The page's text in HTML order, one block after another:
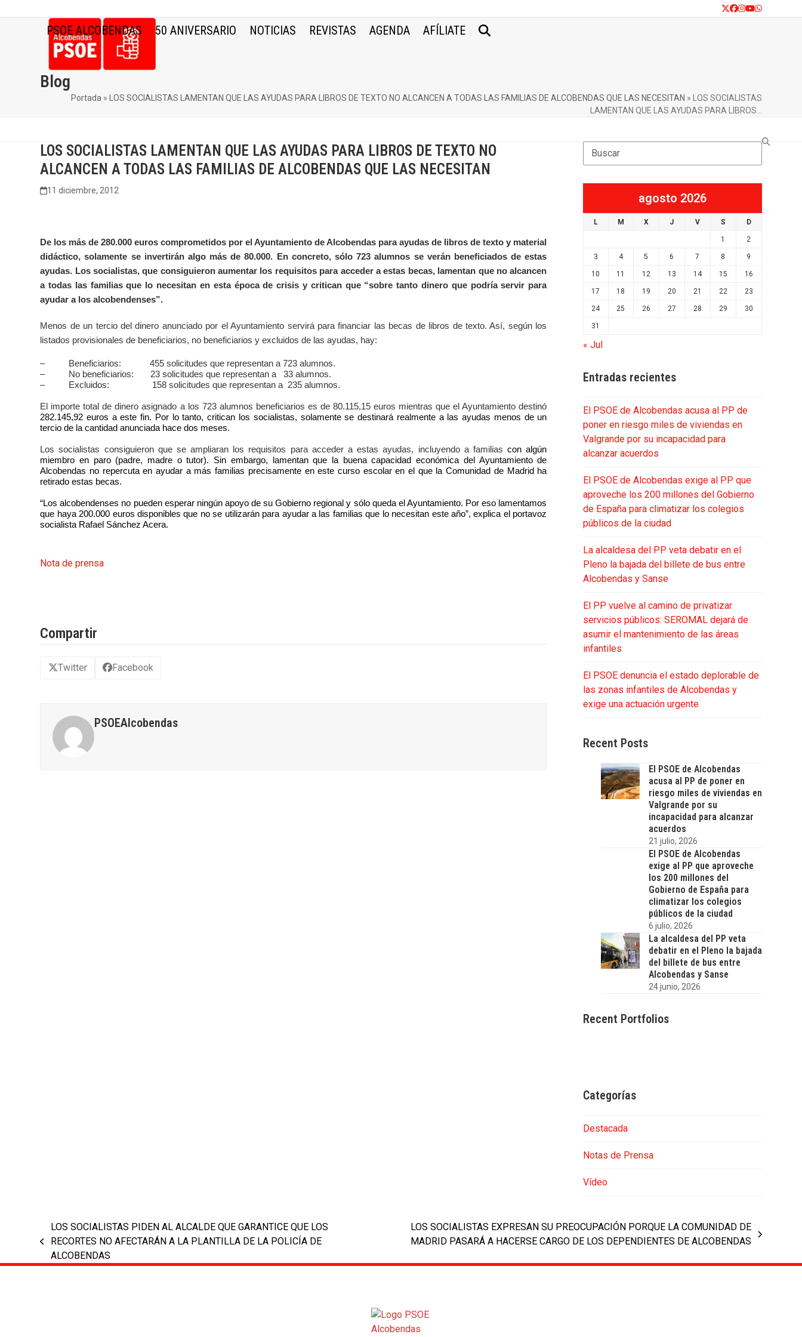
Twitter
Facebook
Instagram
YouTube
Whatsapp
PSOE ALCOBENDAS 50 ANIVERSARIO NOTICIAS REVISTAS AGENDA AFÍLIATE
Blog
Portada » LOS SOCIALISTAS LAMENTAN QUE LAS AYUDAS PARA LIBROS DE TEXTO NO ALCANCEN A TODAS LAS FAMILIAS DE ALCOBENDAS QUE LAS NECESITAN »
LOS SOCIALISTAS
LAMENTAN QUE LAS AYUDAS PARA LIBROS…
LOS SOCIALISTAS LAMENTAN QUE LAS AYUDAS PARA LIBROS DE TEXTO NO
ALCANCEN A TODAS LAS FAMILIAS DE ALCOBENDAS QUE LAS NECESITAN
11 diciembre, 2012
De los más de 280.000 euros comprometidos por el Ayuntamiento de Alcobendas para ayudas de libros de texto y material
didáctico, solamente se invertirán algo más de 80.000. En concreto, sólo 723 alumnos se verán beneficiados de estas
ayudas. Los socialistas, que consiguieron aumentar los requisitos para acceder a estas becas, lamentan que no alcancen
a todas las familias que lo necesitan en esta época de crisis y critican que “sobre tanto dinero que podría servir para
ayudar a los alcobendenses”.
Menos de un tercio del dinero anunciado por el Ayuntamiento servirá para financiar las becas de libros de texto. Así, según los
listados provisionales de beneficiarios, no beneficiarios y excluidos de las ayudas, hay:
– Beneficiarios:
455 solicitudes que representan a 723 alumnos.
–
No beneficiarios: 23 solicitudes que representan a
33 alumnos.
–
Excluidos: 158 solicitudes que representan a 235 alumnos.
El importe total de dinero asignado a los 723 alumnos beneficiarios es de 80.115,15 euros mientras que el Ayuntamiento destinó
282.145,92 euros a este fin. Por lo tanto, critican los socialistas, solamente se destinará realmente a las ayudas menos de un
tercio de la cantidad anunciada hace dos meses.
Los socialistas consiguieron que se ampliaran los requisitos para acceder a estas ayudas, incluyendo a familiascon algún
miembro en paro (padre, madre o tutor). Sin embargo, lamentan que la buena capacidad económica del Ayuntamiento de
Alcobendas no repercuta en ayudar a más familias precisamente en este curso escolar en el que la Comunidad de Madrid ha
retirado estas becas.
“Los alcobendenses no pueden esperar ningún apoyo de su Gobierno regional y sólo queda el Ayuntamiento. Por eso lamentamos
que haya 200.000 euros disponibles que no se utilizarán para ayudar a las familias que lo necesitan este año”, explica el portavoz
socialista Rafael Sánchez Acera.
Nota de prensa
Compartir
Twitter Facebook
PSOEAlcobendas
Search
agosto 2026
L M X J V S D
1 2
3 4 5 6 7 8 9
10 11 12 13 14 15 16
17 18 19 20 21 22 23
24 25 26 27 28 29 30
31
« Jul
Entradas recientes
El PSOE de Alcobendas acusa al PP de
poner en riesgo miles de viviendas en
Valgrande por su incapacidad para
alcanzar acuerdos
El PSOE de Alcobendas exige al PP que
aproveche los 200 millones del Gobierno
de España para climatizar los colegios
públicos de la ciudad
La alcaldesa del PP veta debatir en el
Pleno la bajada del billete de bus entre
Alcobendas y Sanse
El PP vuelve al camino de privatizar
servicios públicos: SEROMAL dejará de
asumir el mantenimiento de las áreas
infantiles
El PSOE denuncia el estado deplorable de
las zonas infantiles de Alcobendas y
exige una actuación urgente
Recent Posts
El PSOE de Alcobendas
acusa al PP de poner en
riesgo miles de viviendas en
Valgrande por su
incapacidad para alcanzar
acuerdos
21 julio, 2026
El PSOE de Alcobendas
exige al PP que aproveche
los 200 millones del
Gobierno de España para
climatizar los colegios
públicos de la ciudad
6 julio, 2026
La alcaldesa del PP veta
debatir en el Pleno la bajada
del billete de bus entre
Alcobendas y Sanse
24 junio, 2026
Recent Portfolios
Categorías
Destacada
Notas de Prensa
Vídeo
previous
post:
LOS SOCIALISTAS PIDEN AL ALCALDE QUE GARANTICE QUE LOS
RECORTES NO AFECTARÁN A LA PLANTILLA DE LA POLICÍA DE
ALCOBENDAS
LOS SOCIALISTAS EXPRESAN SU PREOCUPACIÓN PORQUE LA COMUNIDAD DE
MADRID PASARÁ A HACERSE CARGO DE LOS DEPENDIENTES DE ALCOBENDAS